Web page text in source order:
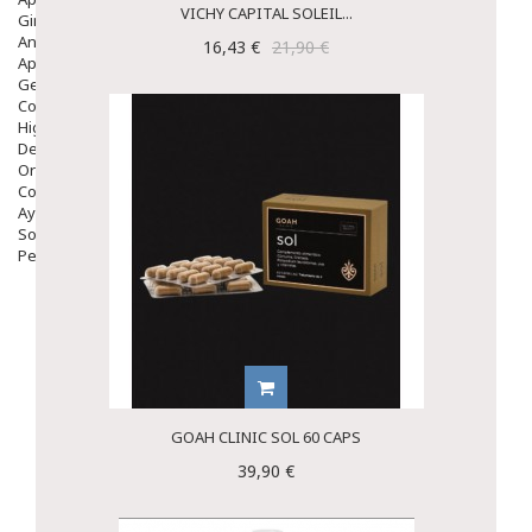
Ginecología
Anticonceptivos
Aparato Genital
Gente Mayor
Cosmética
Higiene
Dentales
Ortopedia
Complementos Nutricionales.
Ayudas
Solares
Pedido express
VICHY CAPITAL SOLEIL...
16,43 € 21,90 €
GOAH CLINIC SOL 60 CAPS
39,90 €